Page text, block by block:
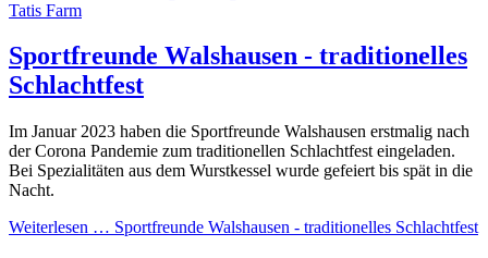
Tatis Farm
Sportfreunde Walshausen - traditionelles
Schlachtfest
Im Januar 2023 haben die Sportfreunde Walshausen erstmalig nach
der Corona Pandemie zum traditionellen Schlachtfest eingeladen.
Bei Spezialitäten aus dem Wurstkessel wurde gefeiert bis spät in die
Nacht.
Weiterlesen … Sportfreunde Walshausen - traditionelles Schlachtfest